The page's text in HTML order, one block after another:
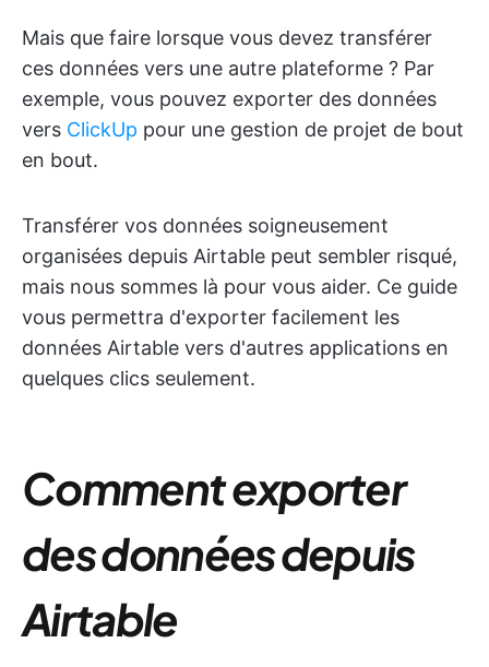
Mais que faire lorsque vous devez transférer
ces données vers une autre plateforme ? Par
exemple, vous pouvez exporter des données
vers ClickUp pour une gestion de projet de bout
en bout.
Transférer vos données soigneusement
organisées depuis Airtable peut sembler risqué,
mais nous sommes là pour vous aider. Ce guide
vous permettra d'exporter facilement les
données Airtable vers d'autres applications en
quelques clics seulement.
Comment exporter
des données depuis
Airtable